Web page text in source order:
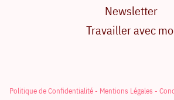
Newsletter
Travailler avec
Politique de Confidentialité - Mentions Légales -